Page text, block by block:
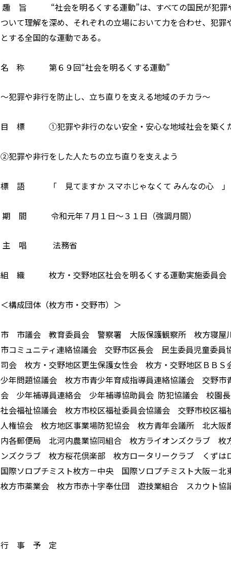
趣 旨 “社会を明るくする運動”は、すべての国民が犯罪や
ついて理解を深め、それぞれの立場において力を合わせ、犯
とする全国的な運動である。
名 称 第６９回“社会を明るくする運動”
～犯罪や非行を防止し、立ち直りを支える地域のチカラ～
目 標 ①犯罪や非行のない安全・安心な地域社会を築くた
②犯罪や非行をした人たちの立ち直りを支えよう
標 語 「 見てますか スマホじゃなくて みんなの心 」
期 間 令和元年７月１日～３１日（強調月間）
主 唱 法務省
組 織 枚方・交野地区社会を明るくする運動実施委員会
＜構成団体（枚方市・交野市）＞
市 市議会 教育委員会 警察署 大阪保護観察所 枚方寝屋
市コミュニティ連絡協議会 交野市区長会 民生委員児童委
司会 枚方・交野地区更生保護女性会 枚方・交野地区ＢＢ
少年問題協議会 枚方市青少年育成指導員連絡協議会 交野市
会 少年補導員連絡会 少年補導協助員会 防犯協議会 校園
社会福祉協議会 枚方市校区福祉委員会協議会 交野市校区
人権協会 枚方地区事業場防犯協会 枚方青年会議所 北大
内各郵便局 北河内農業協同組合 枚方ライオンズクラブ 枚
ンズクラブ 枚方桜花倶楽部 枚方ロータリークラブ くずは
国際ソロプチミスト枚方－中央 国際ソロプチミスト大阪
枚方市薬業会 枚方市赤十字奉仕団 遊技業組合 スカウト
行 事 予 定